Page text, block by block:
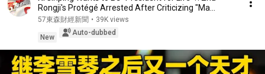
Rongji's Protégé Arrested After Criticizing "Ma...
57東森財經新聞 • 39K views
New
Auto-dubbed